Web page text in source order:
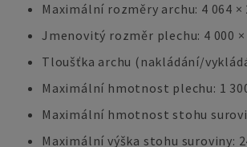
Maximální rozměry archu: 4 064 ×
Jmenovitý rozměr plechu: 4 000 ×
Tloušťka archu (nakládání/
Maximální hmotnost plechu: 1
Maximální hmotnost stohu
Maximální výška stohu suroviny: